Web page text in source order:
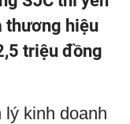
thương hiệu
triệu đồng
lý kinh doanh